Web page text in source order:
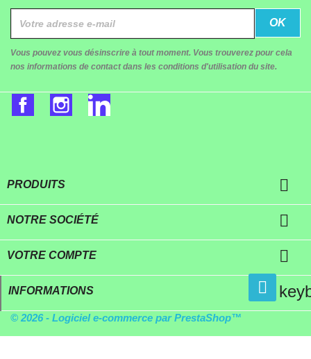
Vous pouvez vous désinscrire à tout moment. Vous trouverez pour cela
nos informations de contact dans les conditions d'utilisation du site.
FacebookInstagram
PRODUITS 
NOTRE SOCIÉTÉ 
VOTRE COMPTE 
INFORMATIONS
© 2026 - Logiciel e-commerce par PrestaShop™